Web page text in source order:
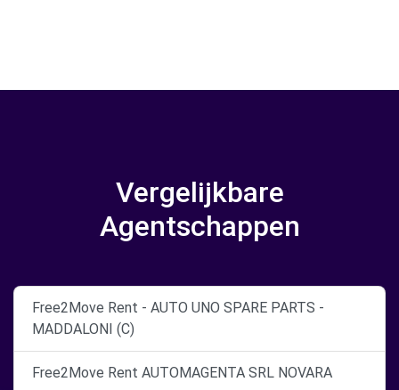
Vergelijkbare
Agentschappen
Free2Move Rent - AUTO UNO SPARE PARTS -
MADDALONI (C)
Free2Move Rent AUTOMAGENTA SRL NOVARA